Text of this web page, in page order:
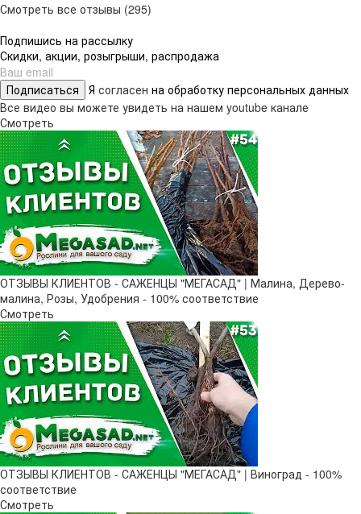
Смотреть все отзывы (295)
Подпишись на рассылку
Скидки, акции, розыгрыши, распродажа
Подписаться Я согласен на обработку персональных данных
Все видео вы можете увидеть на нашем youtube канале
Смотреть
ОТЗЫВЫ КЛИЕНТОВ - САЖЕНЦЫ "МЕГАСАД" | Малина, Дерево-
малина, Розы, Удобрения - 100% соответствие
Смотреть
ОТЗЫВЫ КЛИЕНТОВ - САЖЕНЦЫ "МЕГАСАД" | Виноград - 100%
соответствие
Смотреть